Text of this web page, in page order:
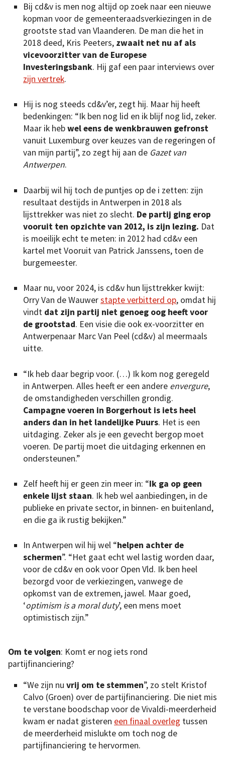
Bij cd&v is men nog altijd op zoek naar een nieuwe
kopman voor de gemeenteraadsverkiezingen in de
grootste stad van Vlaanderen. De man die het in
2018 deed, Kris Peeters, zwaait net nu af als
vicevoorzitter van de Europese
Investeringsbank. Hij gaf een paar interviews over
zijn vertrek.
Hij is nog steeds cd&v’er, zegt hij. Maar hij heeft
bedenkingen: “Ik ben nog lid en ik blijf nog lid, zeker.
Maar ik hebwel eens de wenkbrauwen gefronst
vanuit Luxemburg over keuzes van de regeringen of
van mijn partij”, zo zegt hij aan de Gazet van
Antwerpen.
Daarbij wil hij toch de puntjes op de i zetten: zijn
resultaat destijds in Antwerpen in 2018 als
lijsttrekker was niet zo slecht. De partij ging erop
vooruit ten opzichte van 2012, is zijn lezing. Dat
is moeilijk echt te meten: in 2012 had cd&v een
kartel met Vooruit van Patrick Janssens, toen de
burgemeester.
Maar nu, voor 2024, is cd&v hun lijsttrekker kwijt:
Orry Van de Wauwerstapte verbitterd op, omdat hij
vindt dat zijn partij niet genoeg oog heeft voor
de grootstad. Een visie die ook ex-voorzitter en
Antwerpenaar Marc Van Peel (cd&v) al meermaals
uitte.
“Ik heb daar begrip voor. (…) Ik kom nog geregeld
in Antwerpen. Alles heeft er een andere envergure,
de omstandigheden verschillen grondig.
Campagne voeren in Borgerhout is iets heel
anders dan in het landelijke Puurs. Het is een
uitdaging. Zeker als je een gevecht bergop moet
voeren. De partij moet die uitdaging erkennen en
ondersteunen.”
Zelf heeft hij er geen zin meer in: “Ik ga op geen
enkele lijst staan. Ik heb wel aanbiedingen, in de
publieke en private sector, in binnen- en buitenland,
en die ga ik rustig bekijken.”
In Antwerpen wil hij wel “helpen achter de
schermen”. “Het gaat echt wel lastig worden daar,
voor de cd&v en ook voor Open Vld. Ik ben heel
bezorgd voor de verkiezingen, vanwege de
opkomst van de extremen, jawel. Maar goed,
‘optimism is a moral duty’, een mens moet
optimistisch zijn.”
Om te volgen: Komt er nog iets rond
partijfinanciering?
“We zijn nu vrij om te stemmen”, zo stelt Kristof
Calvo (Groen) over de partijfinanciering. Die niet mis
te verstane boodschap voor de Vivaldi-meerderheid
kwam er nadat gisteren een finaal overleg tussen
de meerderheid mislukte om toch nog de
partijfinanciering te hervormen.